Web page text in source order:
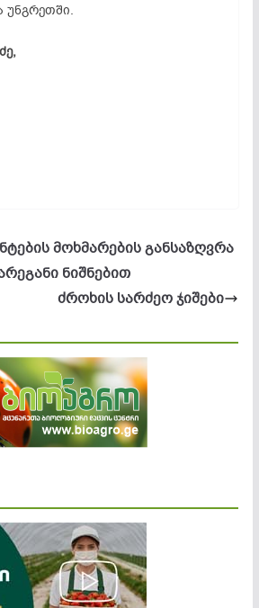
მოხმარების განსაზღვრა
ნიშნებით
ძროხის სარძეო ჯიშები